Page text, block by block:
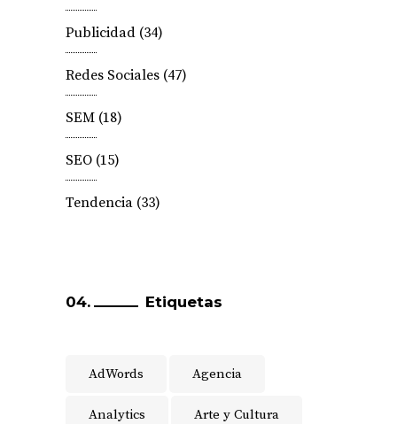
Publicidad (34)
Redes Sociales (47)
SEM (18)
SEO (15)
Tendencia (33)
Etiquetas
AdWords Agencia
Analytics Arte y Cultura